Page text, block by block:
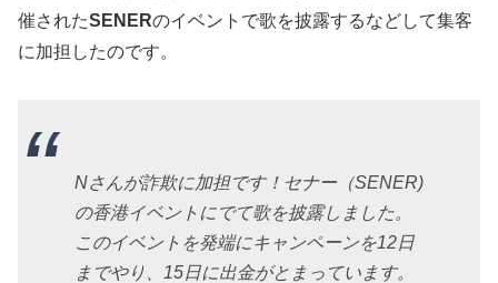
催されたSENERのイベントで歌を披露するなどして集客
に加担したのです。
Nさんが詐欺に加担です！セナー（SENER)
の香港イベントにでて歌を披露しました。
このイベントを発端にキャンペーンを12日
までやり、15日に出金がとまっています。